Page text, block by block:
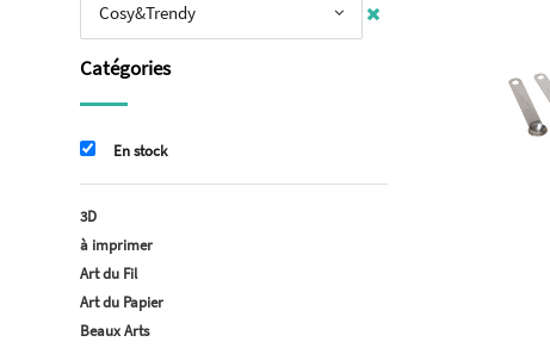
Cosy&Trendy
Catégories
En stock
3D
à imprimer
Art du Fil
Art du Papier
Beaux Arts